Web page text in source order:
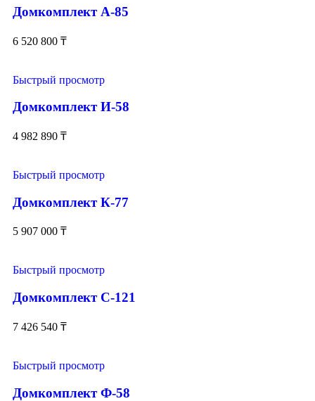
Домкомплект А-85
6 520 800 ₸
Быстрый просмотр
Домкомплект И-58
4 982 890 ₸
Быстрый просмотр
Домкомплект К-77
5 907 000 ₸
Быстрый просмотр
Домкомплект С-121
7 426 540 ₸
Быстрый просмотр
Домкомплект Ф-58